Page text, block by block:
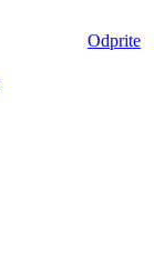
Odprite